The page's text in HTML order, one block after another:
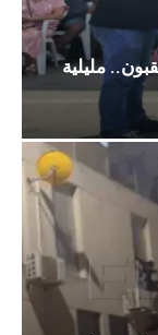
مرتقبون.. مليلية